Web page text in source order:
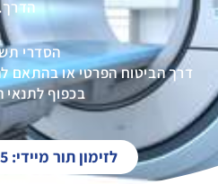
הדרך.
הסדרי
דרך הביטוח הפרטי או בהתאם
בכפוף לתנאי
לזימון תור מיידי: 072-371-9995